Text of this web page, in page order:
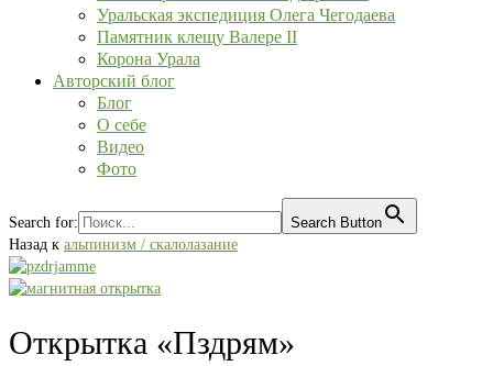
Уральская экспедиция Олега Чегодаева
Памятник клещу Валере II
Корона Урала
Авторский блог
Блог
О себе
Видео
Фото
Search for:
Search Button
Назад к альпинизм / скалолазание
Открытка «Пздрям»